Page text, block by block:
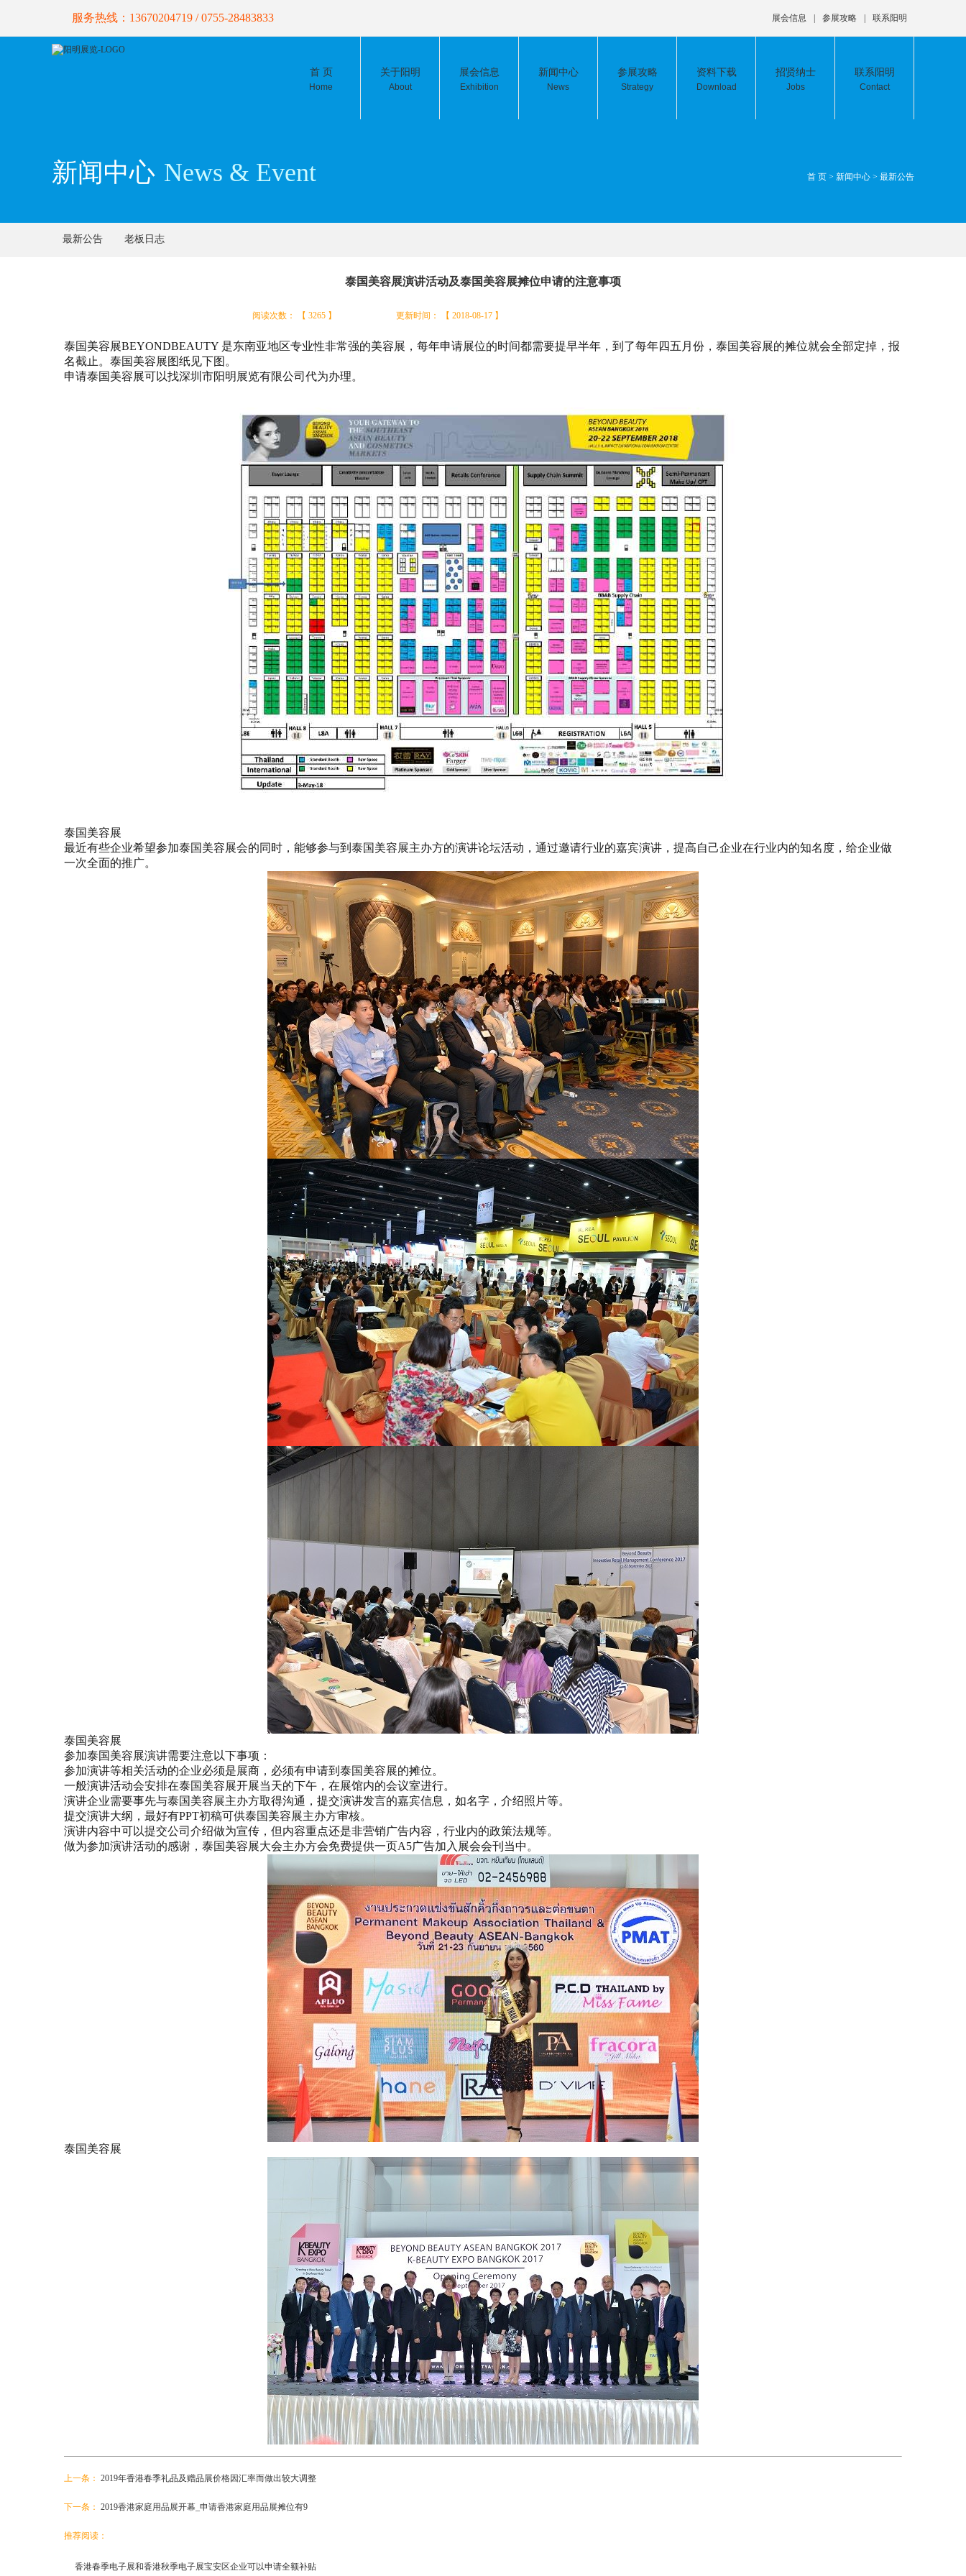
服务热线：13670204719 / 0755-28483833 展会信息 参展攻略 联系阳明
首 页
Home
关于阳明
About
展会信息
Exhibition
新闻中心
News
参展攻略
Strategy
资料下载
Download
招贤纳士
Jobs
联系阳明
Contact
新闻中心 News & Event 首 页 > 新闻中心 > 最新公告
最新公告 老板日志
泰国美容展演讲活动及泰国美容展摊位申请的注意事项
阅读次数： 【 3265 】 更新时间： 【 2018-08-17 】
泰国美容展BEYONDBEAUTY 是东南亚地区专业性非常强的美容展，每年申请展位的时间都需要提早半年，到了每年四五月份，泰国美容展的摊位就会全部定掉，报
名截止。泰国美容展图纸见下图。
申请泰国美容展可以找深圳市阳明展览有限公司代为办理。
泰国美容展
最近有些企业希望参加泰国美容展会的同时，能够参与到泰国美容展主办方的演讲论坛活动，通过邀请行业的嘉宾演讲，提高自己企业在行业内的知名度，给企业做
一次全面的推广。
泰国美容展
参加泰国美容展演讲需要注意以下事项：
参加演讲等相关活动的企业必须是展商，必须有申请到泰国美容展的摊位。
一般演讲活动会安排在泰国美容展开展当天的下午，在展馆内的会议室进行。
演讲企业需要事先与泰国美容展主办方取得沟通，提交演讲发言的嘉宾信息，如名字，介绍照片等。
提交演讲大纲，最好有PPT初稿可供泰国美容展主办方审核。
演讲内容中可以提交公司介绍做为宣传，但内容重点还是非营销广告内容，行业内的政策法规等。
做为参加演讲活动的感谢，泰国美容展大会主办方会免费提供一页A5广告加入展会会刊当中。
泰国美容展
上一条： 2019年香港春季礼品及赠品展价格因汇率而做出较大调整
下一条： 2019香港家庭用品展开幕_申请香港家庭用品展摊位有9
推荐阅读：
香港春季电子展和香港秋季电子展宝安区企业可以申请全额补贴